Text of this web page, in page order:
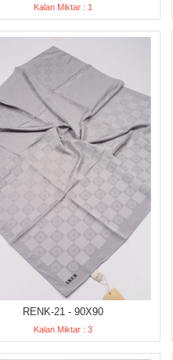
Kalan Miktar : 1
RENK-21 - 90X90
Kalan Miktar : 3